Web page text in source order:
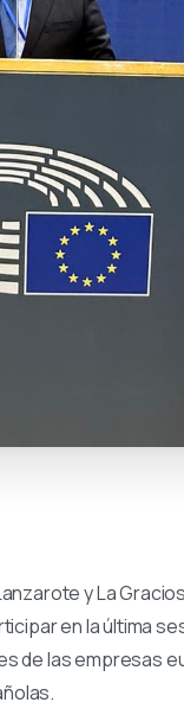
y La
en la última
de las empresas